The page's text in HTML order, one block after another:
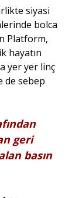
siyasi
bolca
Platform,
hayatın
yer yer linç
de sebep
geri
basın